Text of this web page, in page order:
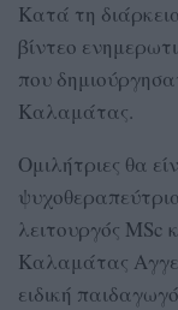
Κατά τη
βίντεο
που
Καλαμάτας.
Ομιλήτριες θα
λειτουργός MSc
Καλαμάτας
ειδική